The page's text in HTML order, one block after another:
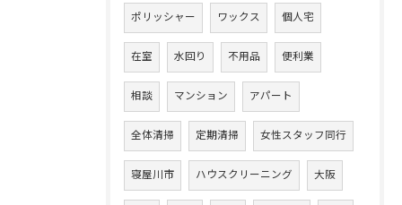
ポリッシャー ワックス 個人宅
在室 水回り 不用品 便利業
相談 マンション アパート
全体清掃 定期清掃 女性スタッフ同行
寝屋川市 ハウスクリーニング 大阪